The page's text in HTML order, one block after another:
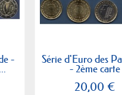
- Série d'Euro des
- 2ème carte
20,00 €